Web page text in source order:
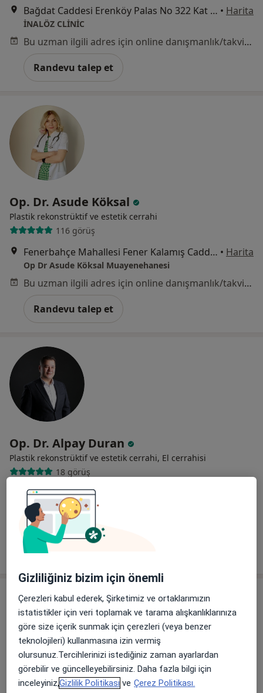
Bağdat Caddesi Erenköy Palas No 322 Kat 1 Daire 4 Kadıköy, İstanbul • Harita
İNALÖZ CLİNİC
Bu uzman ilgili adres için online danışmanlık/takvim sunmuyor.
Randevu talep et
Op. Dr. Asude Köksal
Plastik rekonstrüktif ve estetik cerrahi
116 görüş
Fenerbahçe Mahallesi Fener Kalamış Caddesi No : 12 / 10 Kızıltoprak, İstanbul • Harita
Op Dr Asude Köksal Muayenehanesi
Bu uzman ilgili adres için online danışmanlık/takvim sunmuyor.
Randevu talep et
Op. Dr. Alpay Duran
Plastik rekonstrüktif ve estetik cerrahi, El cerrahisi
18 görüş
Op. Dr. Alpay Duran Muayenehanesi
Randevu talep et
Dr. Öğr. Üyesi Burak Ergün Tatar
Gizliliğiniz bizim için önemli
Çerezleri kabul ederek, Şirketimiz ve ortaklarımızın
istatistikler için veri toplamak ve tarama alışkanlıklarınıza
göre size içerik sunmak için çerezleri (veya benzer
teknolojileri) kullanmasına izin vermiş
olursunuz.Tercihlerinizi istediğiniz zaman ayarlardan
görebilir ve güncelleyebilirsiniz. Daha fazla bilgi için
inceleyiniz,Gizlilik Politikası ve Çerez Politikası.